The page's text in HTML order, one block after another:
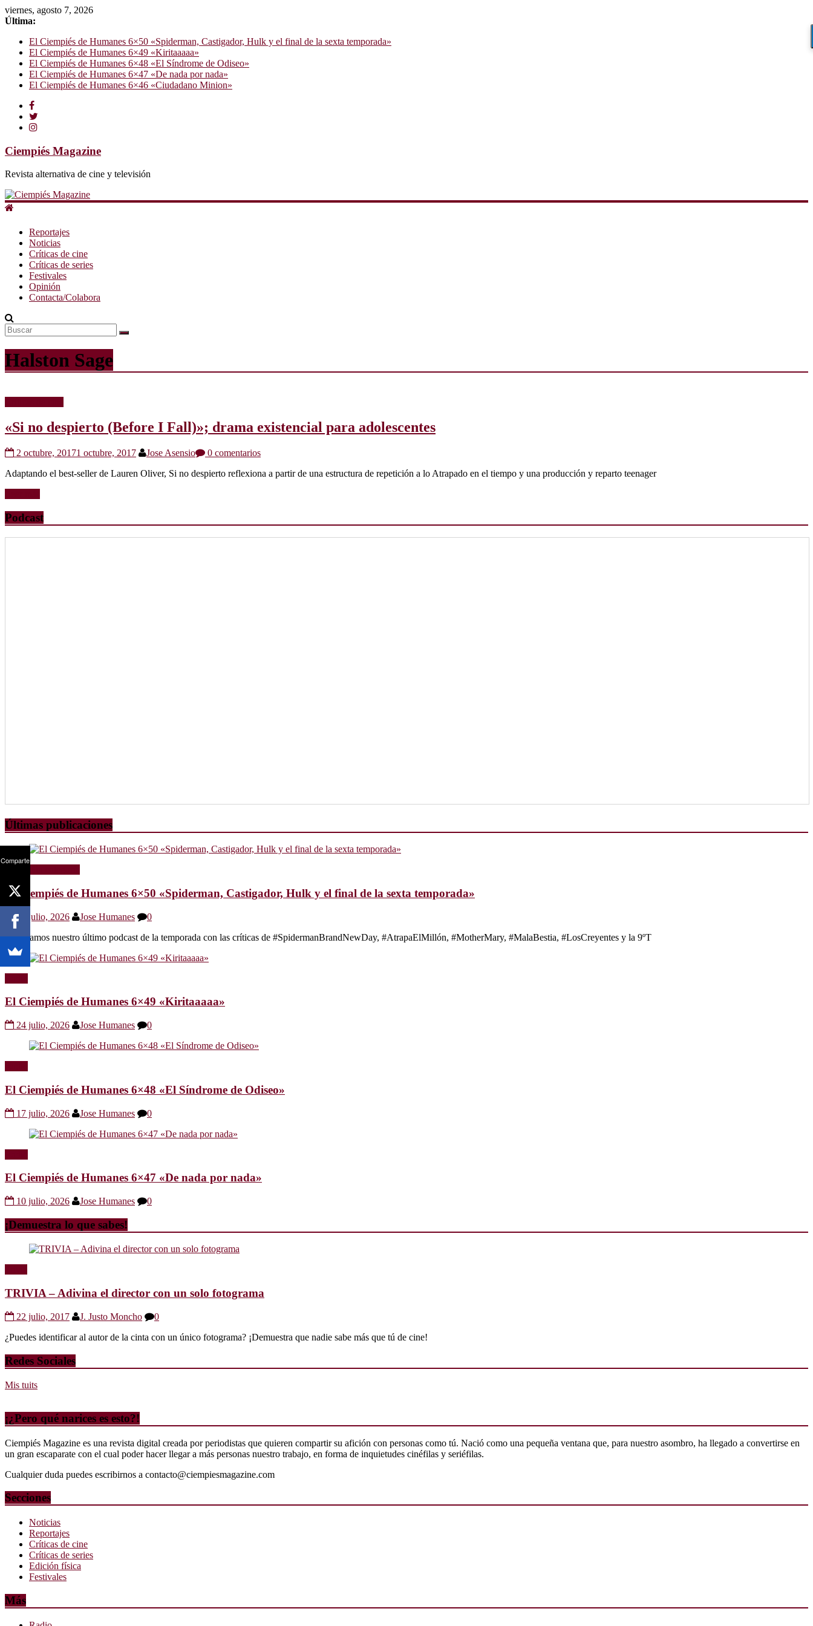
viernes, agosto 7, 2026
Última:
El Ciempiés de Humanes 6×50 «Spiderman, Castigador, Hulk y el final de la sexta temporada»
El Ciempiés de Humanes 6×49 «Kiritaaaaa»
El Ciempiés de Humanes 6×48 «El Síndrome de Odiseo»
El Ciempiés de Humanes 6×47 «De nada por nada»
El Ciempiés de Humanes 6×46 «Ciudadano Minion»
Ciempiés Magazine
Revista alternativa de cine y televisión
Reportajes
Noticias
Críticas de cine
Críticas de series
Festivales
Opinión
Contacta/Colabora
Halston Sage
«Si no despierto (Before I Fall)»; drama existencial para adolescentes
2 octubre, 20171 octubre, 2017 Jose Asensio
0 comentarios
Adaptando el best-seller de Lauren Oliver, Si no despierto reflexiona a partir de una estructura de repetición a lo Atrapado en el tiempo y una producción y reparto teenager
Podcast
Últimas publicaciones
El Ciempiés de Humanes 6×50 «Spiderman, Castigador, Hulk y el final de la sexta temporada»
30 julio, 2026 Jose Humanes
0
Os dejamos nuestro último podcast de la temporada con las críticas de #SpidermanBrandNewDay, #AtrapaElMillón, #MotherMary, #MalaBestia, #LosCreyentes y la 9ºT
El Ciempiés de Humanes 6×49 «Kiritaaaaa»
24 julio, 2026 Jose Humanes 0
El Ciempiés de Humanes 6×48 «El Síndrome de Odiseo»
17 julio, 2026 Jose Humanes 0
El Ciempiés de Humanes 6×47 «De nada por nada»
10 julio, 2026 Jose Humanes 0
¡Demuestra lo que sabes!
TRIVIA – Adivina el director con un solo fotograma
22 julio, 2017 J. Justo Moncho
0
¿Puedes identificar al autor de la cinta con un único fotograma? ¡Demuestra que nadie sabe más que tú de cine!
Redes Sociales
Mis tuits
¡¿Pero qué narices es esto?!
Ciempiés Magazine es una revista digital creada por periodistas que quieren compartir su afición con personas como tú. Nació como una pequeña ventana que, para nuestro asombro, ha llegado a convertirse en
un gran escaparate con el cual poder hacer llegar a más personas nuestro trabajo, en forma de inquietudes cinéfilas y seriéfilas.
Cualquier duda puedes escribirnos a contacto@ciempiesmagazine.com
Secciones
Noticias
Reportajes
Críticas de cine
Críticas de series
Edición física
Festivales
Más
Comparte